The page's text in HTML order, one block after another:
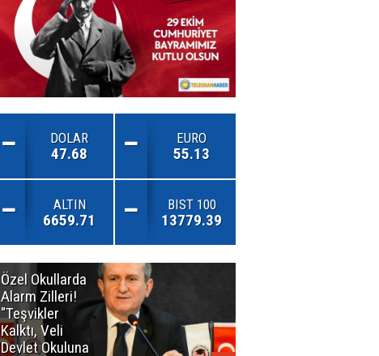
DOLAR
47.68
EURO
55.13
ALTIN
6659.71
BIST 100
13779.39
Özel Okullarda
Alarm Zilleri!
"Teşvikler
Kalktı, Veli
Devlet Okuluna